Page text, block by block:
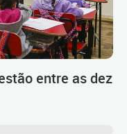
entre as dez